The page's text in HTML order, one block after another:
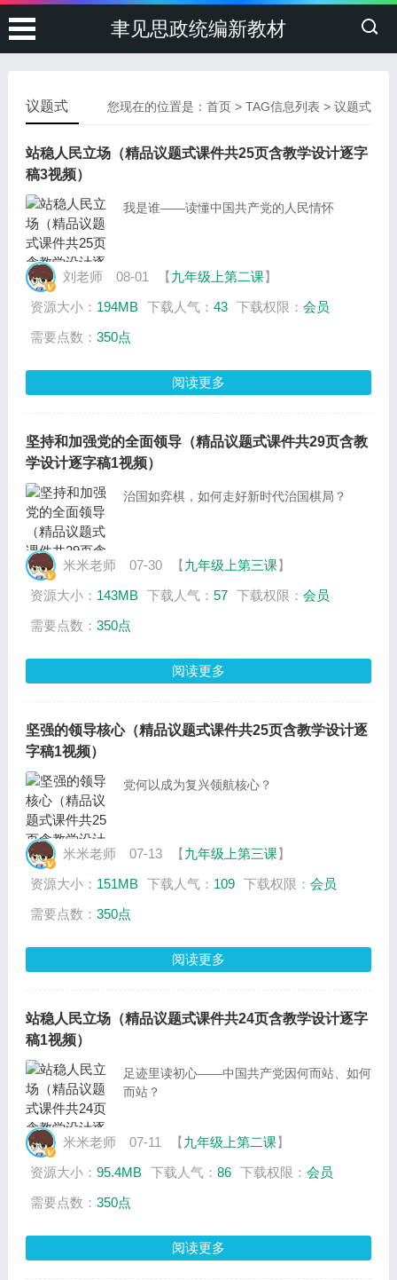
聿见思政统编新教材
您现在的位置是：首页 > TAG信息列表 > 议题式
议题式
站稳人民立场（精品议题式课件共25页含教学设计逐字
稿3视频）
我是谁——读懂中国共产党的人民情怀
刘老师 08-01 【九年级上第二课】
资源大小： 194MB 下载人气： 43 下载权限： 会员
需要点数： 350点
阅读更多
坚持和加强党的全面领导（精品议题式课件共29页含教
学设计逐字稿1视频）
治国如弈棋，如何走好新时代治国棋局？
米米老师 07-30 【九年级上第三课】
资源大小： 143MB 下载人气： 57 下载权限： 会员
需要点数： 350点
阅读更多
坚强的领导核心（精品议题式课件共25页含教学设计逐
字稿1视频）
党何以成为复兴领航核心？
米米老师 07-13 【九年级上第三课】
资源大小： 151MB 下载人气： 109 下载权限： 会员
需要点数： 350点
阅读更多
站稳人民立场（精品议题式课件共24页含教学设计逐字
稿1视频）
足迹里读初心——中国共产党因何而站、如何
而站？
米米老师 07-11 【九年级上第二课】
资源大小： 95.4MB 下载人气： 86 下载权限： 会员
需要点数： 350点
阅读更多